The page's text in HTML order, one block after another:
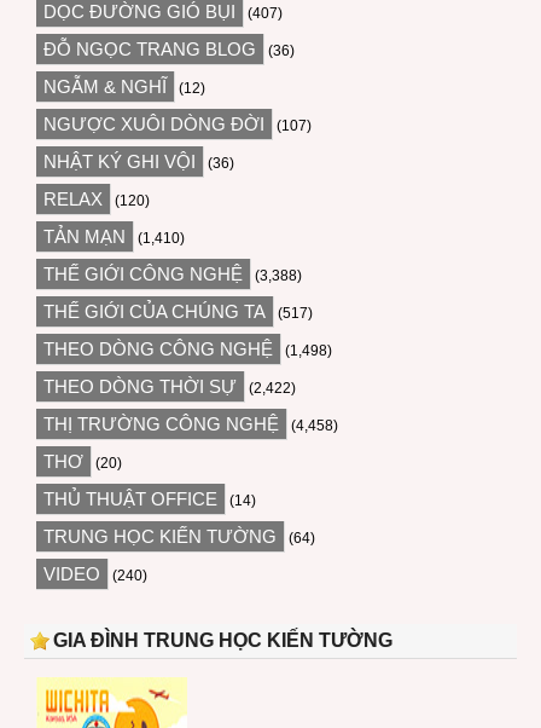
DỌC ĐƯỜNG GIÓ BỤI (407)
ĐỖ NGỌC TRANG BLOG (36)
NGẪM & NGHĨ (12)
NGƯỢC XUÔI DÒNG ĐỜI (107)
NHẬT KÝ GHI VỘI (36)
RELAX (120)
TẢN MẠN (1,410)
THẾ GIỚI CÔNG NGHỆ (3,388)
THẾ GIỚI CỦA CHÚNG TA (517)
THEO DÒNG CÔNG NGHỆ (1,498)
THEO DÒNG THỜI SỰ (2,422)
THỊ TRƯỜNG CÔNG NGHỆ (4,458)
THƠ (20)
THỦ THUẬT OFFICE (14)
TRUNG HỌC KIẾN TƯỜNG (64)
VIDEO (240)
GIA ĐÌNH TRUNG HỌC KIẾN TƯỜNG